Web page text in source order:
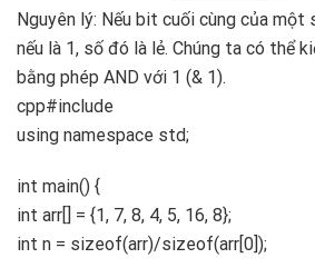
Nguyên lý: Nếu bit cuối cùng của một
nếu là 1, số đó là lẻ. Chúng ta có thể
bằng phép AND với 1 (& 1).
cpp#include
using namespace std;
int main() {
int arr[] = {1, 7, 8, 4, 5, 16, 8};
int n = sizeof(arr)/sizeof(arr[0]);